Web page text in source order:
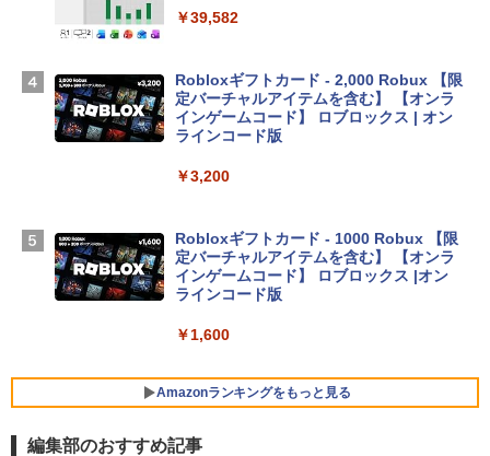
13インチノートブック：AIとApple Intell
TB SSDストレージ、12MPセンターフレ
ームカメラ、日本語キーボード、Touch I
D - スカイブルー
￥298,901
ン 15-fd 15.6インチ 16GBメモリ 512GB
SSD インテル Core 5
￥129,800
Core i5/16GB/SSD 512GB/ホワイト) FM
VWK3E15W_AZ
￥119,800
￥39,582
Robloxギフトカード - 2,000 Robux 【限
定バーチャルアイテムを含む】 【オンラ
インゲームコード】 ロブロックス | オン
ラインコード版
￥3,200
Robloxギフトカード - 1000 Robux 【限
定バーチャルアイテムを含む】 【オンラ
インゲームコード】 ロブロックス |オン
ラインコード版
￥1,600
Amazonランキングをもっと見る
編集部のおすすめ記事